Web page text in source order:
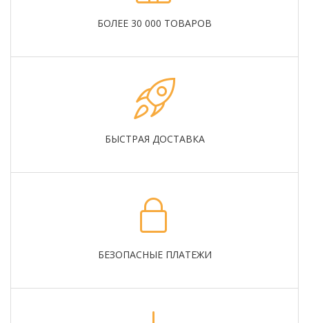
БОЛЕЕ 30 000 ТОВАРОВ
БЫСТРАЯ ДОСТАВКА
БЕЗОПАСНЫЕ ПЛАТЕЖИ